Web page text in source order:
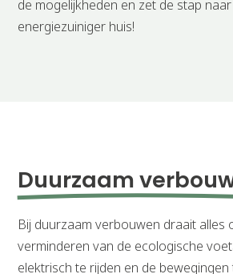
de mogelijkheden en zet de stap
energiezuiniger huis!
Duurzaam
Bij duurzaam verbouwen draait alles
verminderen van de ecologische
elektrisch te rijden en de